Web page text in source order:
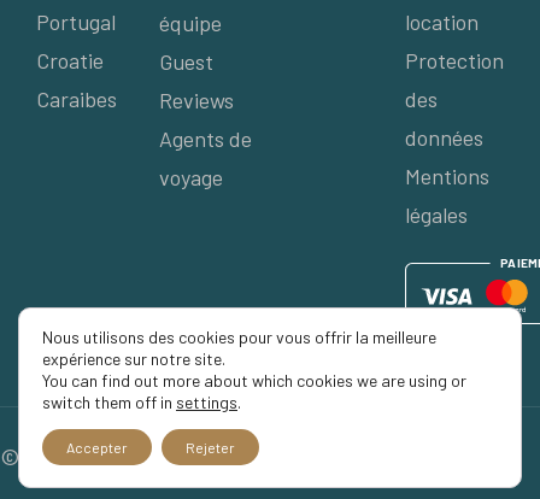
Portugal
Croatie
Caraibes
équipe
Guest
Reviews
Agents de
voyage
location
Protection
des
données
Mentions
légales
PAIEM
© 2026 Séjour Privé, Tous droits réservés.
Nous utilisons des cookies pour vous offrir la meilleure
expérience sur notre site.
You can find out more about which cookies we are using or
switch them off in settings.
Accepter Rejeter